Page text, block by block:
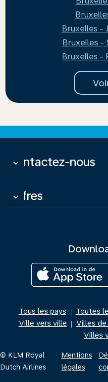
Bruxelles -
Bruxelles -
Bruxelles -
Contactez-nous
keyboard_arrow_down
Offres
keyboard_arrow_down
Tous les pays | Toutes
Ville vers ville | Villes
Villes
© KLM Royal
Dutch Airlines
Mentions
légales